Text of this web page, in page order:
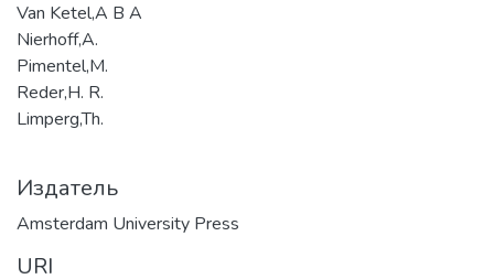
Van Ketel,A B A
Nierhoff,A.
Pimentel,M.
Reder,H. R.
Limperg,Th.
Издатель
Amsterdam University Press
URI